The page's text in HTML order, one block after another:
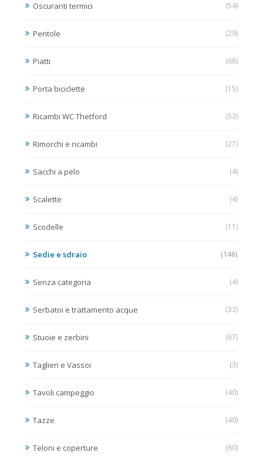
Oscuranti termici (54)
Pentole (29)
Piatti (68)
Porta biciclette (15)
Ricambi WC Thetford (53)
Rimorchi e ricambi (27)
Sacchi a pelo (4)
Scalette (4)
Scodelle (11)
Sedie e sdraio (146)
Senza categoria (4)
Serbatoi e trattamento acque (33)
Stuoie e zerbini (67)
Taglieri e Vassoi (3)
Tavoli campeggio (40)
Tazze (40)
Teloni e coperture (60)